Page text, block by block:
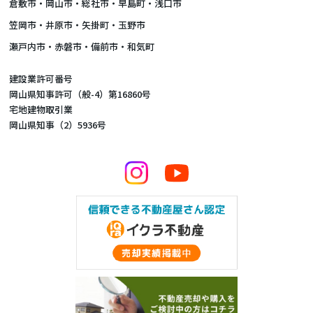
倉敷市 ・ 岡山市 ・総社市・早島町・浅口市
笠岡市・井原市・矢掛町・玉野市
瀬戸内市・赤磐市・備前市・和気町
建設業許可番号
岡山県知事許可（般-4）第16860号
宅地建物取引業
岡山県知事（2）5936号